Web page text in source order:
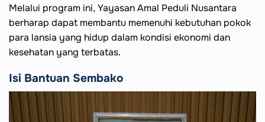
Melalui program ini, Yayasan Amal Peduli Nusantara
berharap dapat membantu memenuhi kebutuhan pokok
para lansia yang hidup dalam kondisi ekonomi dan
kesehatan yang terbatas.
Isi Bantuan Sembako